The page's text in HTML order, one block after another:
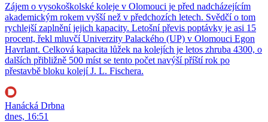
Zájem o vysokoškolské koleje v Olomouci je před nadcházejícím
akademickým rokem vyšší než v předchozích letech. Svědčí o tom
rychlejší zaplnění jejich kapacity. Letošní převis poptávky je asi 15
procent, řekl mluvčí Univerzity Palackého (UP) v Olomouci Egon
Havrlant. Celková kapacita lůžek na kolejích je letos zhruba 4300, o
dalších přibližně 500 míst se tento počet navýší příští rok po
přestavbě bloku kolejí J. L. Fischera.
Hanácká Drbna
dnes, 16:51